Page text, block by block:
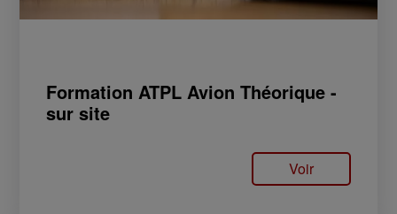
Formation ATPL Avion Théorique -
sur site
Voir